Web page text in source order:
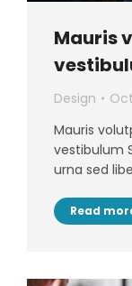
Mauris
Design
Mauris
vestibulum
urna sed
Read